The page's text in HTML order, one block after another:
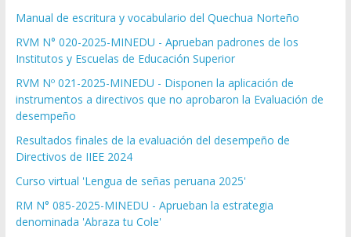
Manual de escritura y vocabulario del Quechua Norteño
RVM N° 020-2025-MINEDU - Aprueban padrones de los
Institutos y Escuelas de Educación Superior
RVM Nº 021-2025-MINEDU - Disponen la aplicación de
instrumentos a directivos que no aprobaron la Evaluación de
desempeño
Resultados finales de la evaluación del desempeño de
Directivos de IIEE 2024
Curso virtual 'Lengua de señas peruana 2025'
RM N° 085-2025-MINEDU - Aprueban la estrategia
denominada 'Abraza tu Cole'